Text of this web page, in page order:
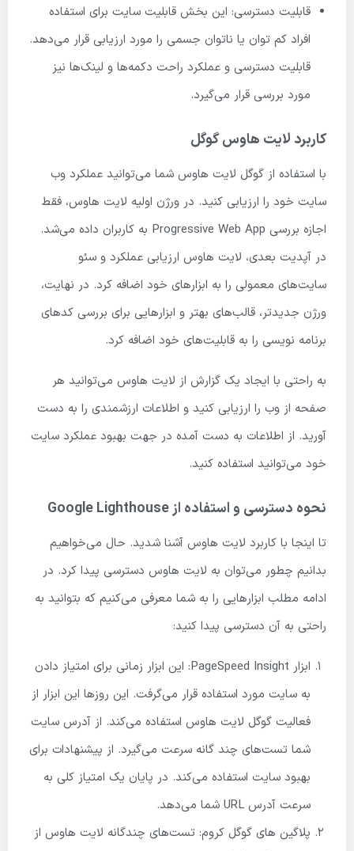
قابلیت دسترسی: این بخش قابلیت سایت برای استفاده
افراد کم توان یا ناتوان جسمی را مورد ارزیابی قرار می‌دهد.
قابلیت دسترسی و عملکرد راحت دکمه‌ها و لینک‌ها نیز
مورد بررسی قرار می‌گیرد.
کاربرد لایت هاوس گوگل
با استفاده از گوگل لایت هاوس شما می‌توانید عملکرد وب
سایت خود را ارزیابی کنید. در ورژن اولیه لایت هاوس، فقط
اجازه بررسی Progressive Web App به کاربران داده می‌شد.
در آپدیت بعدی، لایت هاوس ارزیابی عملکرد و سئو
سایت‌های معمولی را به ابزارهای خود اضافه کرد. در نهایت،
ورژن جدیدتر، قالب‌های بهتر و ابزارهایی برای بررسی کدهای
برنامه نویسی را به قابلیت‌های خود اضافه کرد.
به راحتی با ایجاد یک گزارش از لایت هاوس می‌توانید هر
صفحه از وب را ارزیابی کنید و اطلاعات ارزشمندی را به دست
آورید. از اطلاعات به دست آمده در جهت بهبود عملکرد سایت
خود می‌توانید استفاده کنید.
نحوه دسترسی و استفاده از Google Lighthouse
تا اینجا با کاربرد لایت هاوس آشنا شدید. حال می‌خواهیم
بدانیم چطور می‌توان به لایت هاوس دسترسی پیدا کرد. در
ادامه مطلب ابزارهایی را به شما معرفی می‌کنیم که بتوانید به
راحتی به آن دسترسی پیدا کنید:
ابزار PageSpeed Insight: این ابزار زمانی برای امتیاز دادن
به سایت مورد استفاده قرار می‌گرفت. این روزها این ابزار از
فعالیت گوگل لایت هاوس استفاده می‌کند. از آدرس سایت
شما تست‌های چند گانه سرعت می‌گیرد. از پیشنهادات برای
بهبود سایت استفاده می‌کند. در پایان یک امتیاز کلی به
سرعت آدرس URL شما می‌دهد.
پلاگین های گوگل کروم: تست‌های چندگانه لایت هاوس از